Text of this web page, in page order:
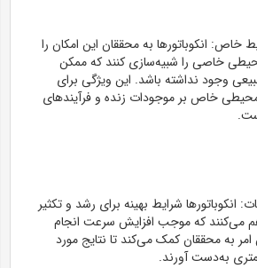
خاص: انکوباتورها به محققان این امکان را
خاصی را شبیه‌سازی کنند که ممکن
وجود نداشته باشد. این ویژگی برای
خاص بر موجودات زنده و فرآیندهای
انکوباتورها شرایط بهینه برای رشد و تکثیر
می‌کنند که موجب افزایش سرعت انجام
به محققان کمک می‌کند تا نتایج مورد
به‌دست آورند.